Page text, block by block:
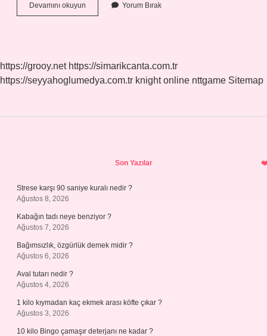
Devamını okuyun
C
Mi
Yorum Bırak
https://grooy.net https://simarikcanta.com.tr
https://seyyahoglumedya.com.tr knight online nttgame Sitemap
Son Yazılar
Strese karşı 90 saniye kuralı nedir ?
Ağustos 8, 2026
Kabağın tadı neye benziyor ?
Ağustos 7, 2026
Bağımsızlık, özgürlük demek midir ?
Ağustos 6, 2026
Aval tutarı nedir ?
Ağustos 4, 2026
1 kilo kıymadan kaç ekmek arası köfte çıkar ?
Ağustos 3, 2026
10 kilo Bingo çamaşır deterjanı ne kadar ?